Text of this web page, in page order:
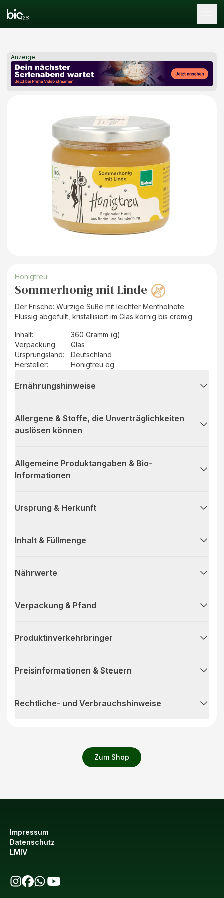
Anzeige
Zum Shop
Honigtreu
Sommerhonig mit Linde
Der Frische: Würzige Süße mit leichter Mentholnote.
Flüssig abgefüllt, kristallisiert im Glas körnig bis cremig.
Inhalt:
360 Gramm (g)
Verpackung:
Glas
Ursprungsland:
Deutschland
Hersteller: Honigtreu eg
Ernährungshinweise
Allergene & Stoffe, die Unverträglichkeiten
auslösen können
Allgemeine Produktangaben & Bio-
Informationen
Ursprung & Herkunft
Inhalt & Füllmenge
Nährwerte
Verpackung & Pfand
Produktinverkehrbringer
Preisinformationen & Steuern
Rechtliche- und Verbrauchshinweise
Impressum
Datenschutz
LMIV